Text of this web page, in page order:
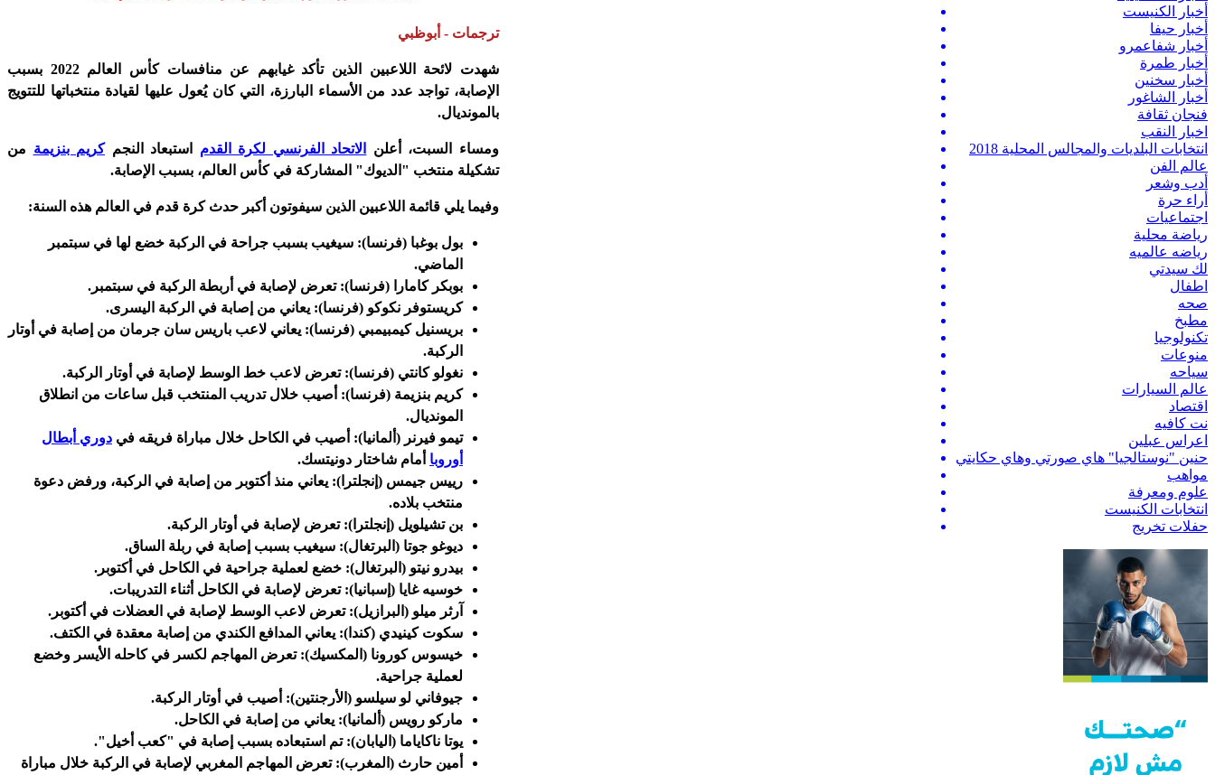
أخبار الكنيست
أخبار حيفا
أخبار شفاعمرو
أخبار طمرة
أخبار سخنين
أخبار الشاغور
فنجان ثقافة
اخبار النقب
انتخابات البلديات والمجالس المحلية 2018
عالم الفن
أدب وشعر
أراء حرة
اجتماعيات
رياضة محلية
رياضه عالميه
لك سيدتي
اطفال
صحه
مطبخ
تكنولوجيا
منوعات
سياحه
عالم السيارات
اقتصاد
نت كافيه
اعراس عبلين
حنين "نوستالجيا" هاي صورتي وهاي حكايتي
مواهب
علوم ومعرفة
انتخابات الكنيست
حفلات تخريج
ترجمات - أبوظبي
شهدت لائحة اللاعبين الذين تأكد غيابهم عن منافسات كأس العالم 2022 بسبب
الإصابة، تواجد عدد من الأسماء البارزة، التي كان يُعول عليها لقيادة منتخباتها للتتويج
بالمونديال.
ومساء السبت، أعلن الاتحاد الفرنسي لكرة القدم استبعاد النجمكريم بنزيمة من
تشكيلة منتخب "الديوك" المشاركة في كأس العالم، بسبب الإصابة.
وفيما يلي قائمة اللاعبين الذين سيفوتون أكبر حدث كرة قدم في العالم هذه السنة:
بول بوغبا (فرنسا): سيغيب بسبب جراحة في الركبة خضع لها في سبتمبر
الماضي.
بوبكر كامارا (فرنسا): تعرض لإصابة في أربطة الركبة في سبتمبر.
كريستوفر نكوكو (فرنسا): يعاني من إصابة في الركبة اليسرى.
بريسنيل كيمبيمبي (فرنسا): يعاني لاعب باريس سان جرمان من إصابة في أوتار
الركبة.
نغولو كانتي (فرنسا): تعرض لاعب خط الوسط لإصابة في أوتار الركبة.
كريم بنزيمة (فرنسا): أصيب خلال تدريب المنتخب قبل ساعات من انطلاق
المونديال.
تيمو فيرنر (ألمانيا): أصيب في الكاحل خلال مباراة فريقه في دوري أبطال
أوروبا أمام شاختار دونيتسك.
رييس جيمس (إنجلترا): يعاني منذ أكتوبر من إصابة في الركبة، ورفض دعوة
منتخب بلاده.
بن تشيلويل (إنجلترا): تعرض لإصابة في أوتار الركبة.
ديوغو جوتا (البرتغال): سيغيب بسبب إصابة في ربلة الساق.
بيدرو نيتو (البرتغال): خضع لعملية جراحية في الكاحل في أكتوبر.
خوسيه غايا (إسبانيا): تعرض لإصابة في الكاحل أثناء التدريبات.
آرثر ميلو (البرازيل): تعرض لاعب الوسط لإصابة في العضلات في أكتوبر.
سكوت كينيدي (كندا): يعاني المدافع الكندي من إصابة معقدة في الكتف.
خيسوس كورونا (المكسيك): تعرض المهاجم لكسر في كاحله الأيسر وخضع
لعملية جراحية.
جيوفاني لو سيلسو (الأرجنتين): أصيب في أوتار الركبة.
ماركو رويس (ألمانيا): يعاني من إصابة في الكاحل.
يوتا ناكاياما (اليابان): تم استبعاده بسبب إصابة في "كعب أخيل".
أمين حارث (المغرب): تعرض المهاجم المغربي لإصابة في الركبة خلال مباراة